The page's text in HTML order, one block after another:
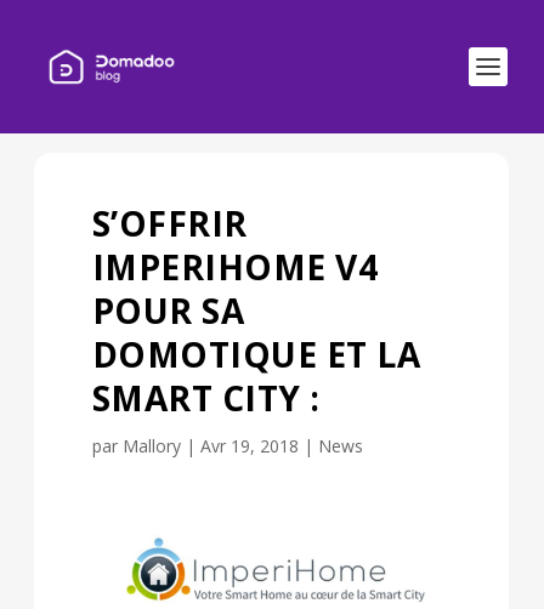
S’OFFRIR
IMPERIHOME V4
POUR SA
DOMOTIQUE ET LA
SMART CITY :
par Mallory| Avr 19, 2018 | News